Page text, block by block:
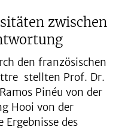
zwischen
den französischen
stellten Prof. Dr.
Pinéu von der
Hooi von der
des